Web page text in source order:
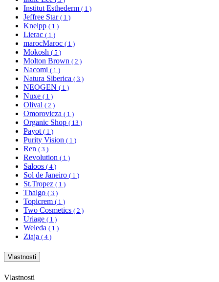
Institut Esthederm ( 1 )
Jeffree Star ( 1 )
Kneipp ( 1 )
Lierac ( 1 )
marocMaroc ( 1 )
Mokosh ( 5 )
Molton Brown ( 2 )
Nacomi ( 1 )
Natura Siberica ( 3 )
NEOGEN ( 1 )
Nuxe ( 1 )
Olival ( 2 )
Omorovicza ( 1 )
Organic Shop ( 13 )
Payot ( 1 )
Purity Vision ( 1 )
Ren ( 3 )
Revolution ( 1 )
Saloos ( 4 )
Sol de Janeiro ( 1 )
St.Tropez ( 1 )
Thalgo ( 3 )
Topicrem ( 1 )
Two Cosmetics ( 2 )
Uriage ( 1 )
Weleda ( 1 )
Ziaja ( 4 )
Vlastnosti
Vlastnosti